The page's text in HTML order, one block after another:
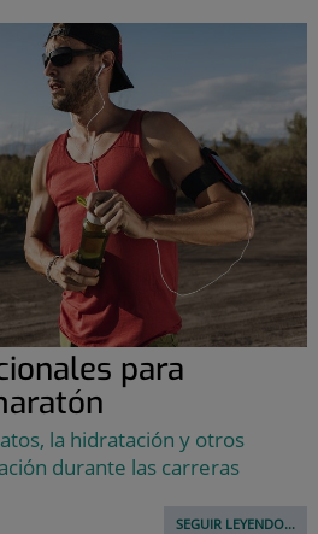
para
la hidratación y otros
durante las carreras
SEGUIR LEYENDO...